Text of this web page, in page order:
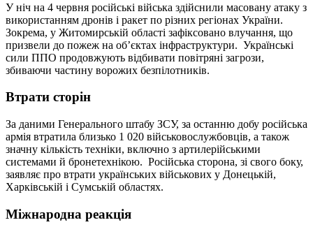
У ніч на 4 червня російські війська здійснили масовану атаку з
використанням дронів і ракет по різних регіонах України.
Зокрема, у Житомирській області зафіксовано влучання, що
призвели до пожеж на об’єктах інфраструктури. Українські
сили ППО продовжують відбивати повітряні загрози,
збиваючи частину ворожих безпілотників.
Втрати сторін
За даними Генерального штабу ЗСУ, за останню добу російська
армія втратила близько 1 020 військовослужбовців, а також
значну кількість техніки, включно з артилерійськими
системами й бронетехнікою. Російська сторона, зі свого боку,
заявляє про втрати українських військових у Донецькій,
Харківській і Сумській областях.
Міжнародна реакція